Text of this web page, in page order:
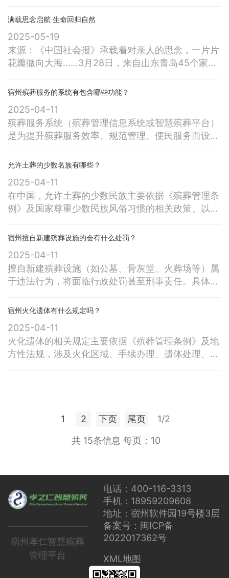
区域后，在深情凝望和默默祈祷中，将亲人的骨灰罐
远方，逝者至此枕浪而息、与海同眠。家属们在舒缓
的节奏里，完成了一场与亲人的告别，咸咸的海风里
浮动着跨越生死的惦念…… 当日，
满载思念启航 生命回归自然
2025-05-19
来源：《中国社会报》承载着对亲人的思念，一片片
花瓣撒向大海……3月28日，来自山东青岛45个家庭
区域后，在深情凝望和默默祈祷中，将亲人的骨灰罐
远方，逝者至此枕浪而息、与海同眠。家属们在舒缓
的节奏里，完成了一场与亲人的告别，咸咸的海风里
浮动着跨越生死的惦念…… 当日，
宿州殡葬服务的系统有包含哪些功能？
2025-04-11
殡葬服务系统（殡葬管理信息系统或智慧殡葬平台）
是为提升殡葬服务效率、规范管理、便民服务而设计
理、数据统计、公共服务等功能模块。以下是系统的
信息管理 - 录入逝者基本信息（姓名、身份证、死亡
原因等），关联死亡证明、火化证明等电子档案。
允许土葬的少数名族有哪些？
2025-04-11
在中国，允许土葬的少数民族主要依据《殡葬管理条
例》及国家尊重少数民族风俗习惯的相关政策。以下
确允许土葬的少数民族1. 回族 - 习俗：依伊斯兰教规
土）。 - 规定：需在政府指定的回民公墓安葬，禁止
在非穆斯林墓地或耕地埋葬。 - 地
‌宿州擅自新建殡葬设施的会有什么处罚？
2025-04-11
擅自新建殡葬设施（如公墓、骨灰堂、火葬场等）属
于违法行为，将面临行政处罚甚至刑事责任。具体处
相关法规，以下是详细规定： 一、法律禁止性规定1.
公墓等设施，需经民政部门批准，并依法办理用地、
规划等手续。 - 第18条：未经批准擅自
宿州火化遗体有什么规定‌吗？
2025-04-11
火化遗体的相关规定主要依据《殡葬管理条例》及地
方性法规，涉及火化区域、手续办理、遗体处理、骨
准除外）。 - 例如：北京、上海、江苏
1 2 下页 尾页
1/2
每页：10
共 15条信息
宿州孝仁智慧殡葬
管理平台
电话：400-116-3313
手机：18959209608
地址：宿州软件园19号楼3层
备案号：闽ICP备
2022017362号
XML地图